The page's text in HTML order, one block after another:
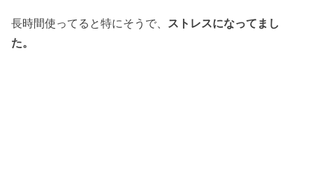
長時間使ってると特にそうで、 ストレスになってまし
た。